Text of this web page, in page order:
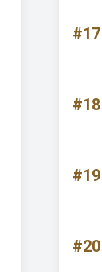
#17
#18
#19
#20